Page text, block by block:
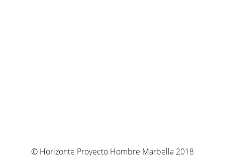
© Horizonte Proyecto Hombre Marbella 2018